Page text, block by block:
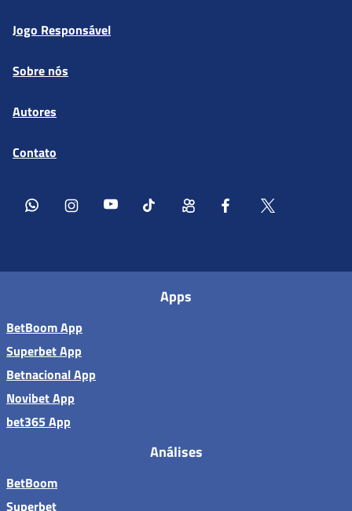
Jogo Responsável
Sobre nós
Autores
Contato
Apps
BetBoom App
Superbet App
Betnacional App
Novibet App
bet365 App
Análises
BetBoom
Superbet